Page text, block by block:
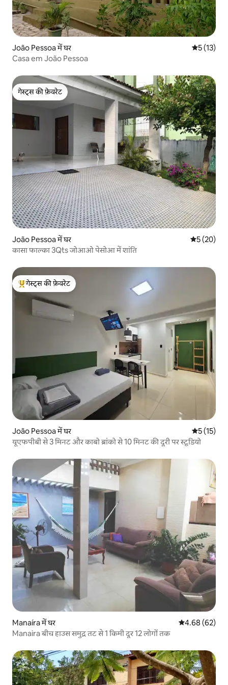
João Pessoa में घर औसत रेटिंग
5 (13)
Casa em João Pessoa
गेस्ट्स की फ़ेवरेट
गेस्ट्स की फ़ेवरेट
João Pessoa में घर औसत रेटिंग
5 (20)
कासा फाल्का 3Qts जोआओ पेसोआ में शांति
गेस्ट्स का टॉप फ़ेवरेट
गेस्ट्स की फ़ेवरेट
João Pessoa में घर औसत रेटिंग
5 (15)
यूएफपीबी से 3 मिनट और काबो ब्रांको से 10 मिनट की दूरी पर स्टूडियो
Manaíra में घर औसत रेटिंग 5 में
4.68 (62)
Manaira बीच हाउस समुद्र तट से 1 किमी दूर 12 लोगों तक